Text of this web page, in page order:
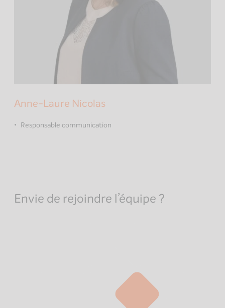
Anne-Laure Nicolas
Responsable communication
Envie de rejoindre l’équipe ?